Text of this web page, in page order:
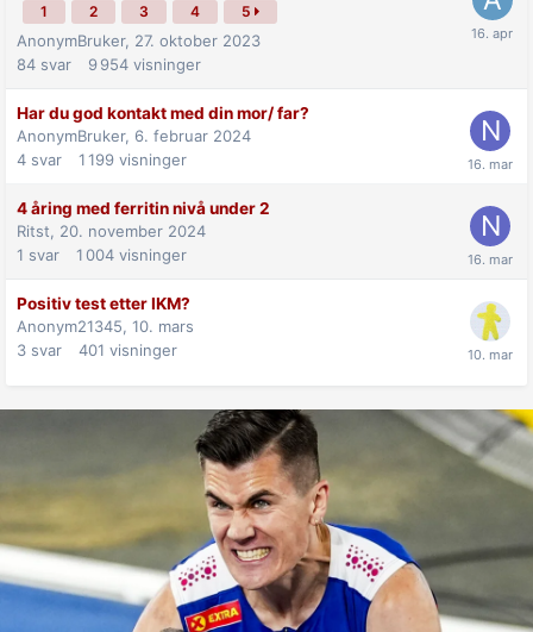
1 2 3 4 5
AnonymBruker, 27. oktober 2023
84 svar 9 954 visninger
Har du god kontakt med din mor/ far?
AnonymBruker, 6. februar 2024
4 svar 1 199 visninger
4 åring med ferritin nivå under 2
Ritst, 20. november 2024
1 svar 1 004 visninger
Positiv test etter IKM?
Anonym21345, 10. mars
3 svar 401 visninger